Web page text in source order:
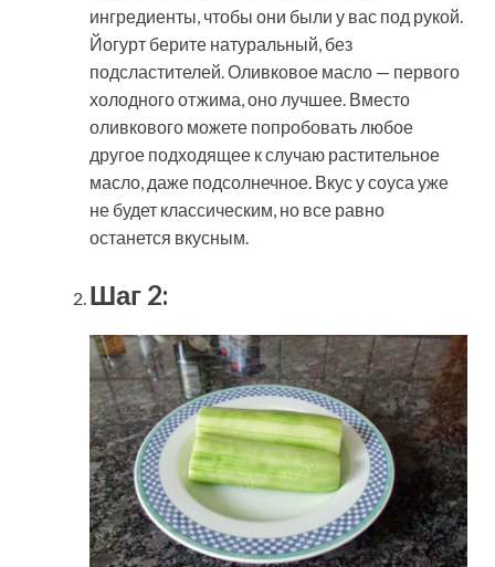
ингредиенты, чтобы они были у вас под рукой.
Йогурт берите натуральный, без
подсластителей. Оливковое масло — первого
холодного отжима, оно лучшее. Вместо
оливкового можете попробовать любое
другое подходящее к случаю растительное
масло, даже подсолнечное. Вкус у соуса уже
не будет классическим, но все равно
останется вкусным.
Шаг 2: